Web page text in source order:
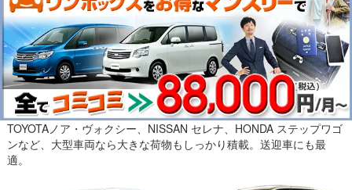
TOYOTAノア・ヴォクシー、NISSAN セレナ、HONDA ステップワゴ
ンなど、大型車両なら大きな荷物もしっかり積載。送迎車にも最
適。